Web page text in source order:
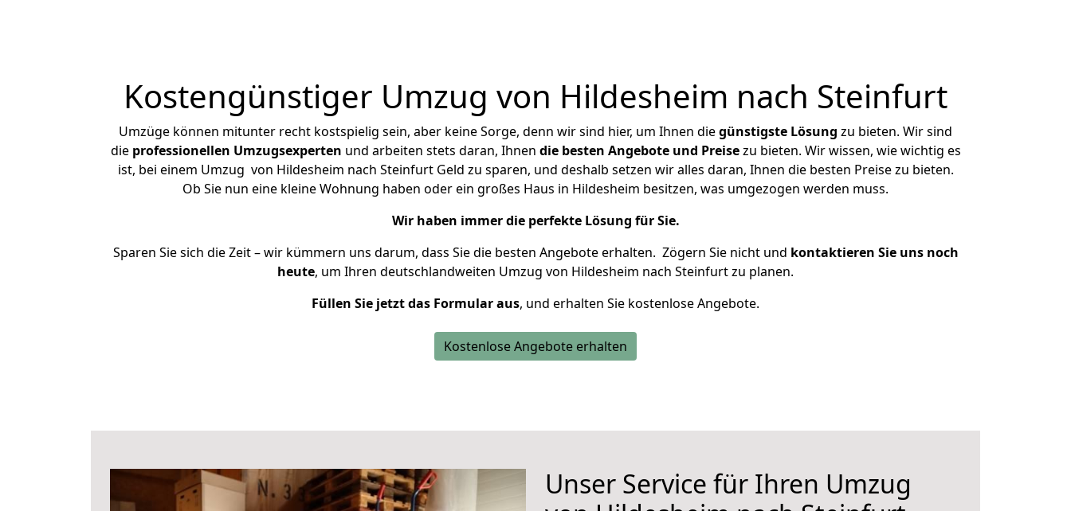
Kostengünstiger Umzug von Hildesheim nach Steinfurt
Umzüge können mitunter recht kostspielig sein, aber keine Sorge, denn wir sind hier, um Ihnen diegünstigste Lösung zu bieten. Wir sind
die professionellen Umzugsexperten und arbeiten stets daran, Ihnen die besten Angebote und Preisezu bieten. Wir wissen, wie wichtig es
ist, bei einem Umzug von Hildesheim nach Steinfurt Geld zu sparen, und deshalb setzen wir alles daran, Ihnen die besten Preise zu bieten.
Ob Sie nun eine kleine Wohnung haben oder ein großes Haus in Hildesheim besitzen, was umgezogen werden muss.
Wir haben immer die perfekte Lösung für Sie.
Sparen Sie sich die Zeit – wir kümmern uns darum, dass Sie die besten Angebote erhalten. Zögern Sie nicht und kontaktieren Sie uns noch
heute, um Ihren deutschlandweiten Umzug von Hildesheim nach Steinfurt zu planen.
Füllen Sie jetzt das Formular aus, und erhalten Sie kostenlose Angebote.
Kostenlose Angebote erhalten
Unser Service für Ihren Umzug